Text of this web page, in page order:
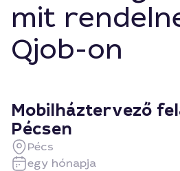
mit
Qjob-on
Mobilháztervező
Pécsen
Pécs
egy hónapja